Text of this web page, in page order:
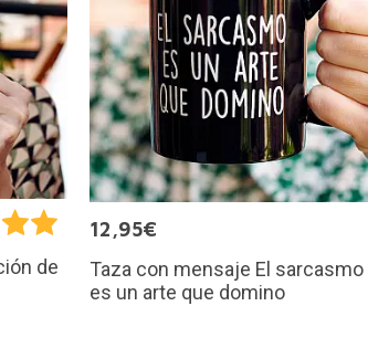
de
12,95€
Taza con mensaje El sarcasmo
es un arte que domino